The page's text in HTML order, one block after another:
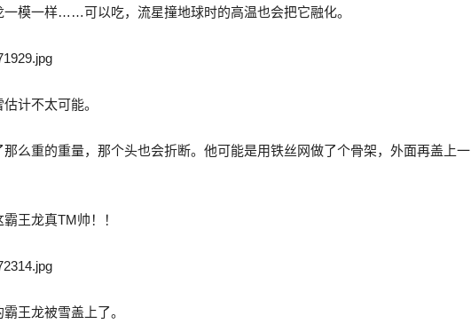
一模一样……可以吃，流星撞地球时的高温也会把它融化。
计不太可能。
么重的重量，那个头也会折断。他可能是用铁丝网做了个骨架，外面再盖上一
王龙真TM帅！！
王龙被雪盖上了。